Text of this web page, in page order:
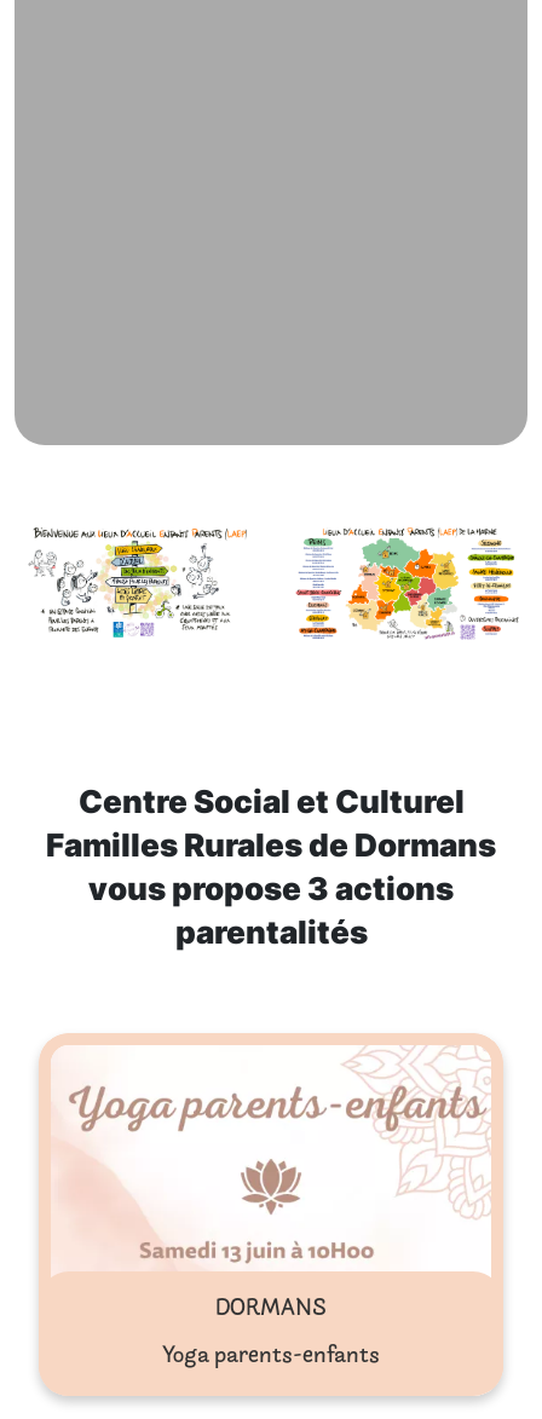
Centre Social et Culturel
Familles Rurales de Dormans
vous propose 3 actions
parentalités
DORMANS
Yoga parents-enfants